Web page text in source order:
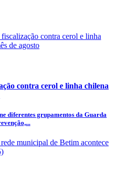
contra cerol e linha chilena
diferentes grupamentos da Guarda